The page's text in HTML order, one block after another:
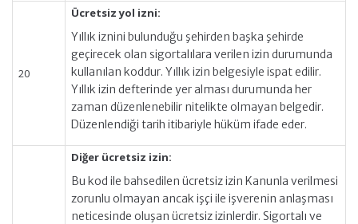
20
Ücretsiz yol izni:
Yıllık iznini bulunduğu şehirden başka şehirde
geçirecek olan sigortalılara verilen izin durumunda
kullanılan koddur. Yıllık izin belgesiyle ispat edilir.
Yıllık izin defterinde yer alması durumunda her
zaman düzenlenebilir nitelikte olmayan belgedir.
Düzenlendiği tarih itibariyle hüküm ifade eder.
Diğer ücretsiz izin:
Bu kod ile bahsedilen ücretsiz izin Kanunla verilmesi
zorunlu olmayan ancak işçi ile işverenin anlaşması
neticesinde oluşan ücretsiz izinlerdir. Sigortalı ve